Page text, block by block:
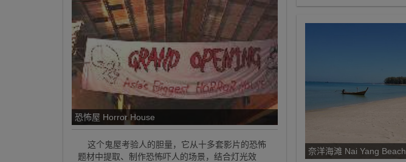
恐怖屋 Horror House
这个鬼屋考验人的胆量，它从十多套影片的恐怖
题材中提取、制作恐怖吓人的场景，结合灯光效
奈洋海滩 Nai Yang Beach